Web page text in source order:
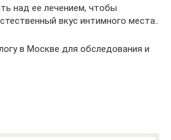
над ее лечением, чтобы
вкус интимного места..
в Москве для обследования и